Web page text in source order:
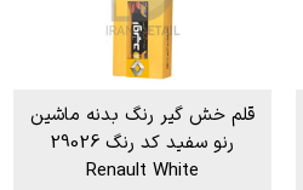
قلم خش گیر رنگ بدنه ماشین
رنو سفید کد رنگ 29026
Renault White